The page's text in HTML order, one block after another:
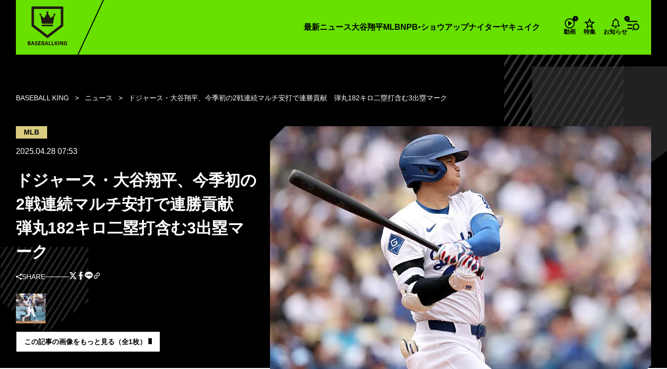
最新ニュース大谷翔平MLB NPB ショウアップナイターヤキュイク
動画 特集 お知らせ
BASEBALL KING ニュース ドジャース・大谷翔平、今季初の2戦連続マルチ安打で連勝貢献 弾丸182キロ二塁打含む3出塁マーク
MLB
2025.04.28 07:53
ドジャース・大谷翔平、今季初の
2戦連続マルチ安打で連勝貢献
弾丸182キロ二塁打含む3出塁マ
ーク
SHARE
この記事の画像をもっと見る（全1枚）